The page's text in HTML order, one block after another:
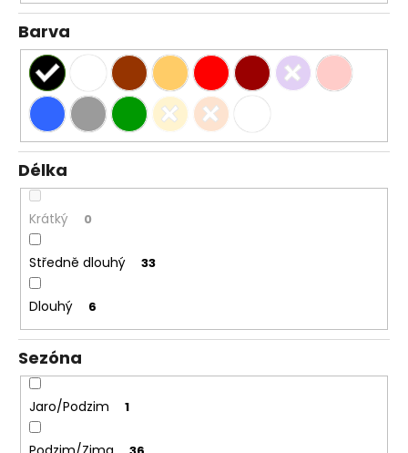
Barva
Délka
Krátký 0
Středně dlouhý 33
Dlouhý 6
Sezóna
Jaro/Podzim 1